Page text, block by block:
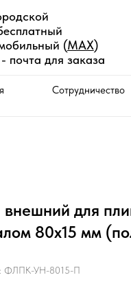
(MAX)
почта для заказа
Сотрудничество
внешний для
80х15 мм
ФЛПК-УН-8015-П